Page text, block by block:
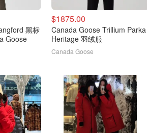
黑标
Goose
$1875.00
Canada Goose Trillium Parka
Heritage 羽绒服
Canada Goose